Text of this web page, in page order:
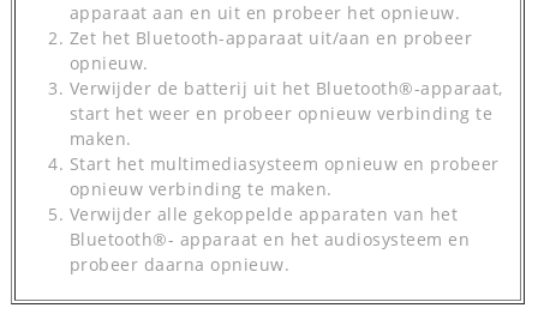
apparaat aan en uit en probeer het opnieuw.
Zet het Bluetooth-apparaat uit/aan en probeer
opnieuw.
Verwijder de batterij uit het Bluetooth®-apparaat,
start het weer en probeer opnieuw verbinding te
maken.
Start het multimediasysteem opnieuw en probeer
opnieuw verbinding te maken.
Verwijder alle gekoppelde apparaten van het
Bluetooth®- apparaat en het audiosysteem en
probeer daarna opnieuw.